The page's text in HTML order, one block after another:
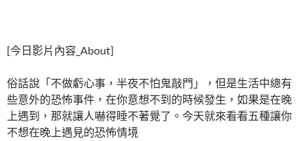
[今日影片內容_About]
俗話說「不做虧心事，半夜不怕鬼敲門」，但是生活中總有
些意外的恐怖事件，在你意想不到的時候發生，如果是在晚
上遇到，那就讓人嚇得睡不著覺了。今天就來看看五種讓你
不想在晚上遇見的恐怖情境